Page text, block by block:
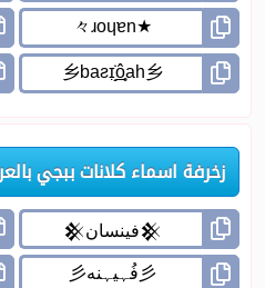
زخرفة اسماء كلانات ببجي